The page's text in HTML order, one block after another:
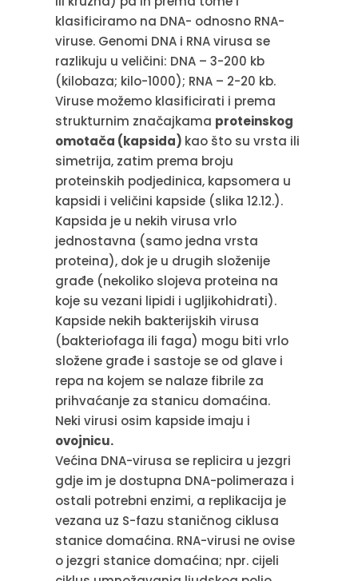
klasificiramo na DNA- odnosno RNA-
viruse. Genomi DNA i RNA virusa se
razlikuju u veličini: DNA – 3-200 kb
(kilobaza; kilo-1000); RNA – 2-20 kb.
Viruse možemo klasificirati i prema
strukturnim značajkama proteinskog
omotača (kapsida) kao što su vrsta ili
simetrija, zatim prema broju
proteinskih podjedinica, kapsomera u
kapsidi i veličini kapside (slika 12.12.).
Kapsida je u nekih virusa vrlo
jednostavna (samo jedna vrsta
proteina), dok je u drugih složenije
građe (nekoliko slojeva proteina na
koje su vezani lipidi i ugljikohidrati).
Kapside nekih bakterijskih virusa
(bakteriofaga ili faga) mogu biti vrlo
složene građe i sastoje se od glave i
repa na kojem se nalaze fibrile za
prihvaćanje za stanicu domaćina.
Neki virusi osim kapside imaju i
ovojnicu.
Većina DNA-virusa se replicira u jezgri
gdje im je dostupna DNA-polimeraza i
ostali potrebni enzimi, a replikacija je
vezana uz S-fazu staničnog ciklusa
stanice domaćina. RNA-virusi ne ovise
o jezgri stanice domaćina; npr. cijeli